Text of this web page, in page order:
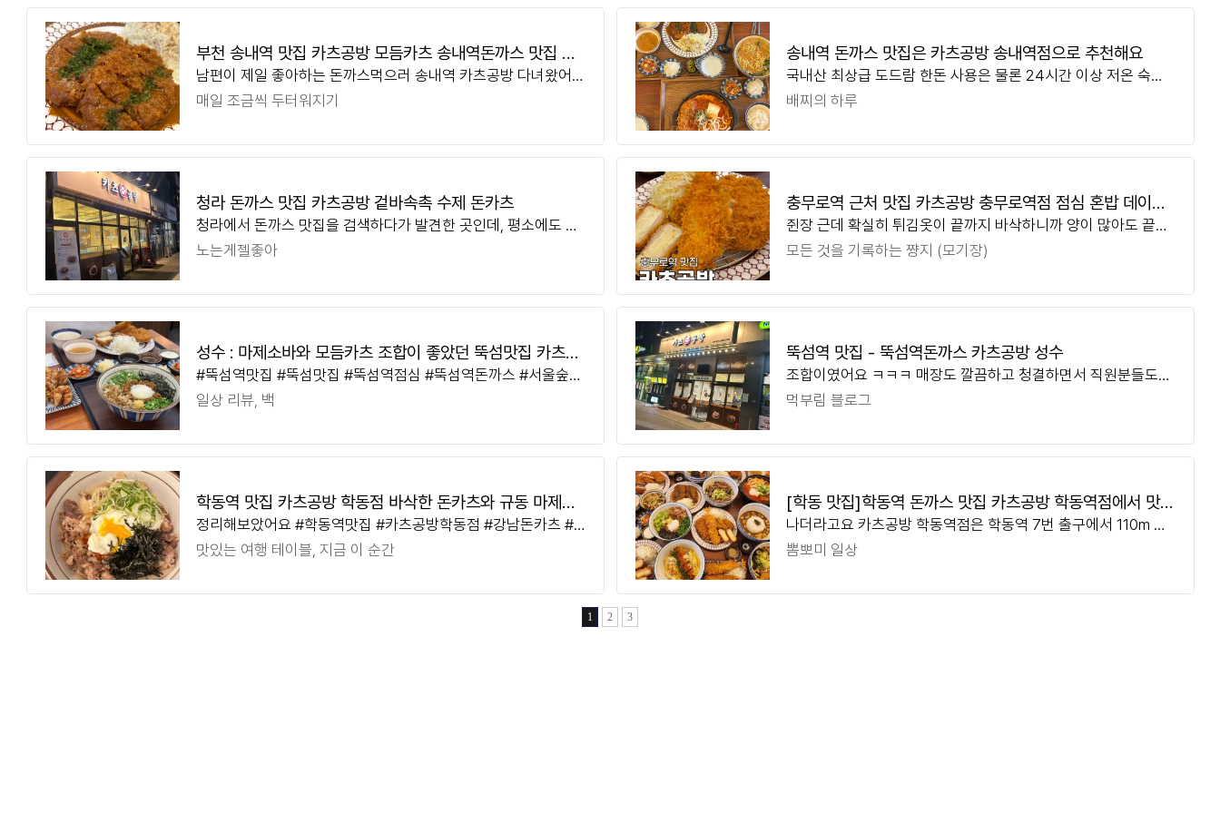
부천 송내역 맛집 카츠공방 모듬카츠 송내역돈까스 맛집 찐
추천
남편이 제일 좋아하는 돈까스먹으러 송내역 카츠공방 다녀왔어
요, 돈까스 카츠 맛집으로 유명한 곳인데요 서울에도 지점이 여러
군데 있는데 부천 송내에도 있다고해서 신
매일 조금씩 두터워지기
송내역 돈까스 맛집은 카츠공방 송내역점으로 추천해요
국내산 최상급 도드람 한돈 사용은 물론 24시간 이상 저온 숙성
과정까지 거친다고 하더라구요 이 과정을 거치기 때문에 특유의
식감과 감칠맛이 돌아, 카츠공방만의 고기가
배찌의 하루
청라 돈까스 맛집 카츠공방 겉바속촉 수제 돈카츠
청라에서 돈까스 맛집을 검색하다가 발견한 곳인데, 평소에도 돈
까스를 좋아하지만 이날만큼은 더 특별한 저녁이 되었으면 하는
마음으로 방문하게 된 곳이에요 ㅎㅎㅎ 청라
노는게젤좋아
충무로역 근처 맛집 카츠공방 충무로역점 점심 혼밥 데이트
코스 돈카츠 맛집
쥔장 근데 확실히 튀김옷이 끝까지 바삭하니까 양이 많아도 끝까
지 동일한 맛으로 먹을 수 있어서 너무 좋았던 것 같아요~~ 충무
로역 근처 맛집 찾으시는 분들은 물론
모든 것을 기록하는 쨩지 (모기장)
성수 : 마제소바와 모듬카츠 조합이 좋았던 뚝섬맛집 카츠공
방 성수점
#뚝섬역맛집 #뚝섬맛집 #뚝섬역점심 #뚝섬역돈까스 #서울숲맛
집 #성수동돈까스 #성수동 돈까스 맛집 #서울숲 데이트 #성수동
데이트 카츠공방 성수점 서울 성동구 상
일상 리뷰, 백
뚝섬역 맛집 - 뚝섬역돈까스 카츠공방 성수
조합이였어요 ㅋㅋㅋ 매장도 깔끔하고 청결하면서 직원분들도
진짜 친절하시구요 ㅋㅋㅋ 친절하신데 맛도 좋다면 최고 아닌가
요? ㅋㅋㅋㅋㅋ 뚝섬역 인근에서 점심 및 저녁
먹부림 블로그
학동역 맛집 카츠공방 학동점 바삭한 돈카츠와 규동 마제소
바 맛집
정리해보았어요 #학동역맛집 #카츠공방학동점 #강남돈카츠 #
학동역돈카츠 #논현맛집 #강남일식 #돈카츠맛집 #직장인점심
#강남맛집 #솔직후기 #학동역 돈까스 #학동 돈까
맛있는 여행 테이블, 지금 이 순간
[학동 맛집]학동역 돈까스 맛집 카츠공방 학동역점에서 맛있
게 점심 해결
나더라고요 카츠공방 학동역점은 학동역 7번 출구에서 110m 정
도 걸어가면 있는 곳인데 정말 가까워서 찾아가는데 쉽답니다 영
업시간 11:00 ~ 21:00 브레이크 타임 15:00~ 17:0
뽐뽀미 일상
1 2 3